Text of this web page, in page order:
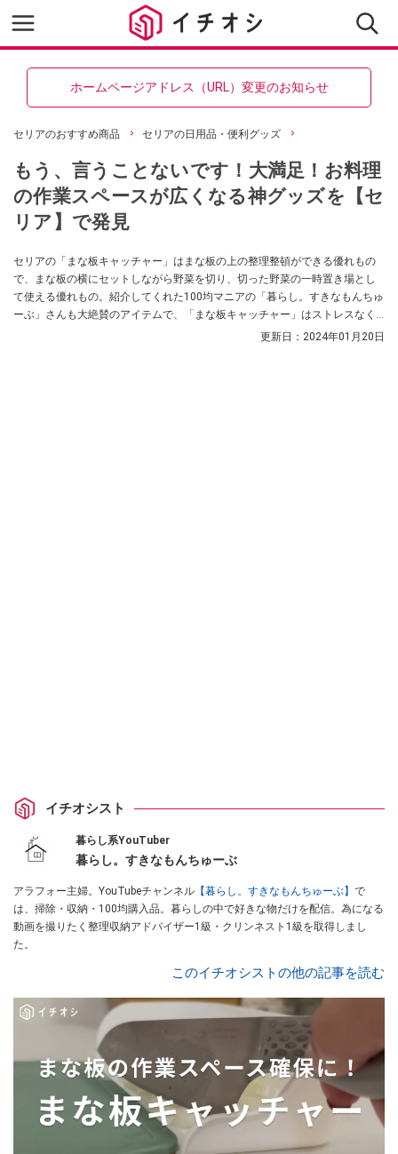
ホームページアドレス（URL）変更のお知らせ
セリアのおすすめ商品 セリアの日用品・便利グッズ
もう、言うことないです！大満足！お料理
の作業スペースが広くなる神グッズを【セ
リア】で発見
セリアの「まな板キャッチャー」はまな板の上の整理整頓ができる優れもの
で、まな板の横にセットしながら野菜を切り、切った野菜の一時置き場とし
て使える優れもの。紹介してくれた100均マニアの「暮らし。すきなもんちゅ
ーぶ」さんも大絶賛のアイテムで、「まな板キャッチャー」はストレスなく
更新日： 2024年01月20日
イチオシスト
暮らし系YouTuber
暮らし。すきなもんちゅーぶ
アラフォー主婦。YouTubeチャンネル 【暮らし。すきなもんちゅーぶ】 で
は、掃除・収納・100均購入品。暮らしの中で好きな物だけを配信。為になる
動画を撮りたく整理収納アドバイザー1級・クリンネスト1級を取得しまし
た。
このイチオシストの他の記事を読む